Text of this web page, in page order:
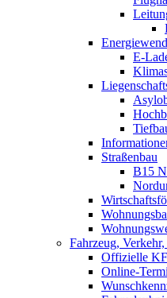
E-
Straßenbau
B15
Fahrzeug,
Offizielle
Online-